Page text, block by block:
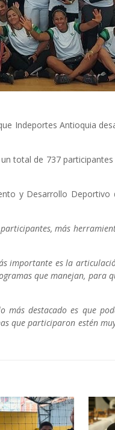
Indeportes Antioquia
total de 737
y Desarrollo
más
importante es la
que manejan, para
más destacado es que
que participaron estén